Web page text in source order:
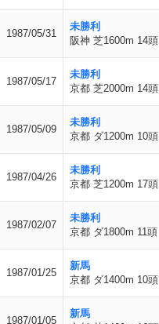
1987/05/31
未勝利
阪神 芝1600m 14頭
1987/05/17
未勝利
京都 芝2000m 14頭
1987/05/09
未勝利
京都 ダ1200m 10頭
1987/04/26
未勝利
京都 芝1200m 17頭
1987/02/07
未勝利
京都 ダ1800m 11頭
1987/01/25
新馬
京都 ダ1400m 10頭
1987/01/05
新馬